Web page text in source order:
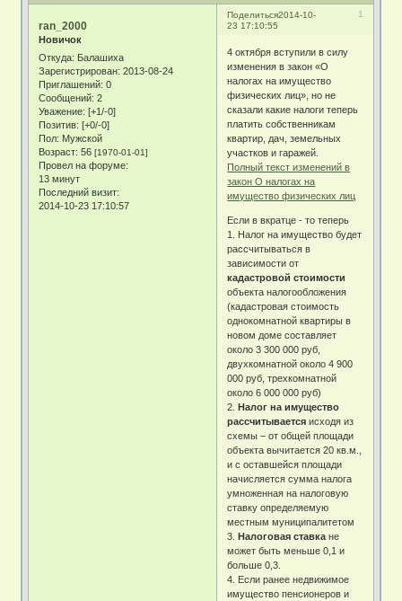
Поделиться 1
2014-10-
23 17:10:55
ran_2000
Новичок
Откуда: Балашиха
Зарегистрирован: 2013-08-24
Приглашений: 0
Сообщений: 2
Уважение: [+1/-0]
Позитив: [+0/-0]
Пол: Мужской
Возраст: 56[1970-01-01]
Провел на форуме:
13 минут
Последний визит:
2014-10-23 17:10:57
4 октября вступили в силу
изменения в закон «О
налогах на имущество
физических лиц», но не
сказали какие налоги теперь
платить собственникам
квартир, дач, земельных
участков и гаражей.
Полный текст изменений в
закон О налогах на
имущество физических лиц
Если в вкратце - то теперь
1. Налог на имущество будет
рассчитываться в
зависимости от
кадастровой стоимости
объекта налогообложения
(кадастровая стоимость
однокомнатной квартиры в
новом доме составляет
около 3 300 000 руб,
двухкомнатной около 4 900
000 руб, трехкомнатной
около 6 000 000 руб)
2. Налог на имущество
рассчитывается исходя из
схемы – от общей площади
объекта вычитается 20 кв.м.,
и с оставшейся площади
начисляется сумма налога
умноженная на налоговую
ставку определяемую
местным муниципалитетом
3.Налоговая ставка не
может быть меньше 0,1 и
больше 0,3.
4. Если ранее недвижимое
имущество пенсионеров и